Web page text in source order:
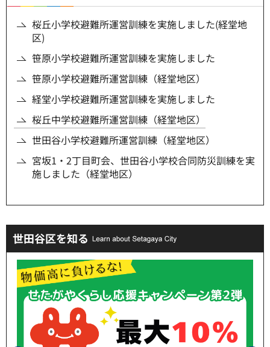
桜丘小学校避難所運営訓練を実施しました(経堂地
区)
笹原小学校避難所運営訓練を実施しました
笹原小学校避難所運営訓練（経堂地区）
経堂小学校避難所運営訓練を実施しました
桜丘中学校避難所運営訓練（経堂地区）
世田谷小学校避難所運営訓練（経堂地区）
宮坂1・2丁目町会、世田谷小学校合同防災訓練を実
施しました（経堂地区）
世田谷区を知る